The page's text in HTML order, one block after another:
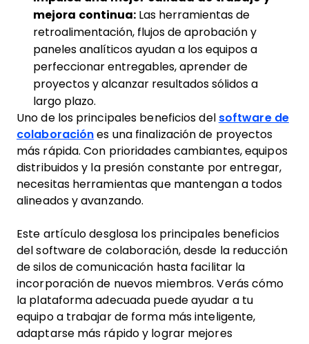
mejora continua: Las herramientas de
retroalimentación, flujos de aprobación y
paneles analíticos ayudan a los equipos a
perfeccionar entregables, aprender de
proyectos y alcanzar resultados sólidos a
largo plazo.
Uno de los principales beneficios del software de
colaboración es una finalización de proyectos
más rápida. Con prioridades cambiantes, equipos
distribuidos y la presión constante por entregar,
necesitas herramientas que mantengan a todos
alineados y avanzando.
Este artículo desglosa los principales beneficios
del software de colaboración, desde la reducción
de silos de comunicación hasta facilitar la
incorporación de nuevos miembros. Verás cómo
la plataforma adecuada puede ayudar a tu
equipo a trabajar de forma más inteligente,
adaptarse más rápido y lograr mejores